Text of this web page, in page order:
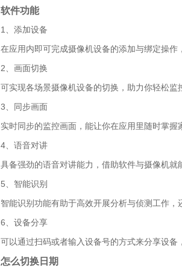
软件功能
1、添加设备
在应用内即可完成摄像机设备的添加与绑定操作
2、画面切换
可实现各场景摄像机设备的切换，助力你轻松监
3、同步画面
实时同步的监控画面，能让你在应用里随时掌握
4、语音对讲
具备强劲的语音对讲能力，借助软件与摄像机就
5、智能识别
智能识别功能有助于高效开展分析与侦测工作，
6、设备分享
可以通过扫码或者输入设备号的方式来分享设备
怎么切换日期